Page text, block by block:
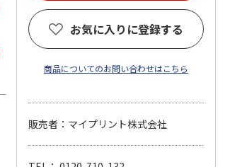
お気に入りに登録する
商品についてのお問い合わせはこちら
販売者：マイプリント株式会社